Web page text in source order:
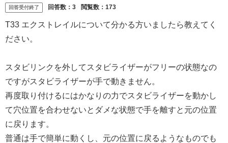
回答受付終了 回答数： 3 閲覧数： 173
T33 エクストレイルについて分かる方いましたら教えてく
ださい。
スタビリンクを外してスタビライザーがフリーの状態なの
ですがスタビライザーが手で動きません。
再度取り付けるにはかなりの力でスタビライザーを動かし
て穴位置を合わせないとダメな状態で手を離すと元の位置
に戻ります。
普通は手で簡単に動くし、元の位置に戻るようなものでも